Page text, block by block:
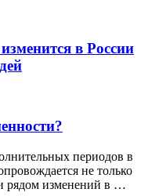
в России
периодов в
не только
рядом изменений в …